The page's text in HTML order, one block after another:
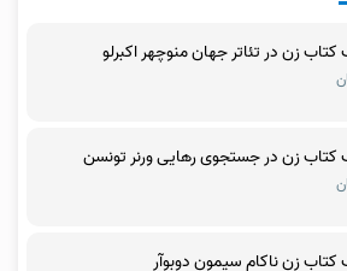
زن در تئاتر جهان منوچهر اکبرلو
زن در جستجوی رهایی ورنر تونسن
زن ناکام سیمون دوبوآر